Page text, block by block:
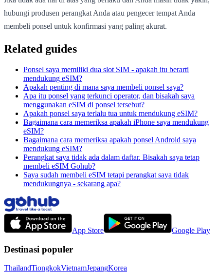
hubungi produsen perangkat Anda atau pengecer tempat Anda
membeli ponsel untuk konfirmasi yang paling akurat.
Related guides
Ponsel saya memiliki dua slot SIM - apakah itu berarti
mendukung eSIM?
Apakah penting di mana saya membeli ponsel saya?
Apa itu ponsel yang terkunci operator, dan bisakah saya
menggunakan eSIM di ponsel tersebut?
Apakah ponsel saya terlalu tua untuk mendukung eSIM?
Bagaimana cara memeriksa apakah iPhone saya mendukung
eSIM?
Bagaimana cara memeriksa apakah ponsel Android saya
mendukung eSIM?
Perangkat saya tidak ada dalam daftar. Bisakah saya tetap
membeli eSIM Gohub?
Saya sudah membeli eSIM tetapi perangkat saya tidak
mendukungnya - sekarang apa?
App Store Google Play
Destinasi populer
ThailandTiongkokVietnamJepangKorea